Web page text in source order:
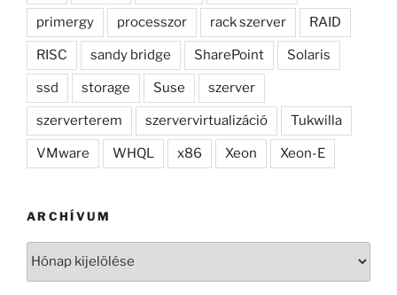
primergy processzor rack szerver RAID
RISC sandy bridge SharePoint Solaris
ssd storage Suse szerver
szerverterem szervervirtualizáció Tukwilla
VMware WHQL x86 Xeon Xeon-E
ARCHÍVUM